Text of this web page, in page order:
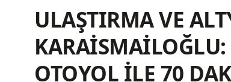
ULAŞTIRMA VE
OTOYOL İLE 70